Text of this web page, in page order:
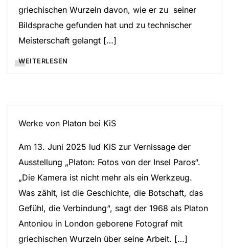
griechischen Wurzeln davon, wie er zu seiner
Bildsprache gefunden hat und zu technischer
Meisterschaft gelangt […]
WEITERLESEN
Werke von Platon bei KiS
Am 13. Juni 2025 lud KiS zur Vernissage der
Ausstellung „Platon: Fotos von der Insel Paros“.
„Die Kamera ist nicht mehr als ein Werkzeug.
Was zählt, ist die Geschichte, die Botschaft, das
Gefühl, die Verbindung“, sagt der 1968 als Platon
Antoniou in London geborene Fotograf mit
griechischen Wurzeln über seine Arbeit. […]